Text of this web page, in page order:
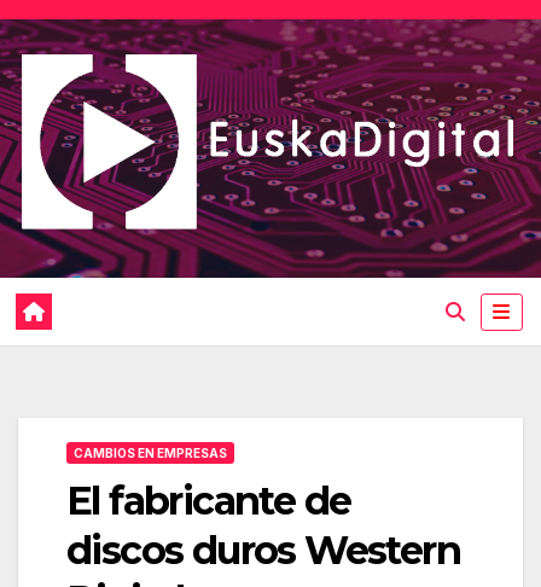
Saltar
al
contenido
CAMBIOS EN EMPRESAS
El fabricante de
discos duros Western